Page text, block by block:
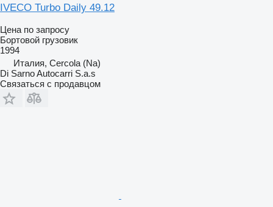
IVECO Turbo Daily 49.12
Цена по запросу
Бортовой грузовик
1994
Италия, Cercola (Na)
Di Sarno Autocarri S.a.s
Связаться с продавцом